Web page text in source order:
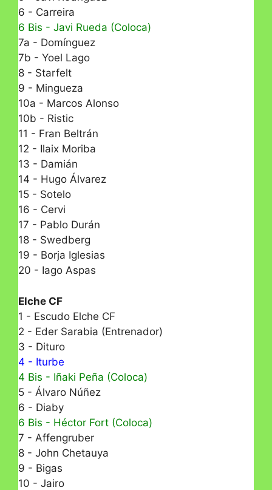
6 - Carreira
6 Bis - Javi Rueda (Coloca)
7a - Domínguez
7b - Yoel Lago
8 - Starfelt
9 - Mingueza
10a - Marcos Alonso
10b - Ristic
11 - Fran Beltrán
12 - Ilaix Moriba
13 - Damián
14 - Hugo Álvarez
15 - Sotelo
16 - Cervi
17 - Pablo Durán
18 - Swedberg
19 - Borja Iglesias
20 - Iago Aspas
Elche CF
1 - Escudo Elche CF
2 - Eder Sarabia (Entrenador)
3 - Dituro
4 - Iturbe
4 Bis - Iñaki Peña (Coloca)
5 - Álvaro Núñez
6 - Diaby
6 Bis - Héctor Fort (Coloca)
7 - Affengruber
8 - John Chetauya
9 - Bigas
10 - Jairo